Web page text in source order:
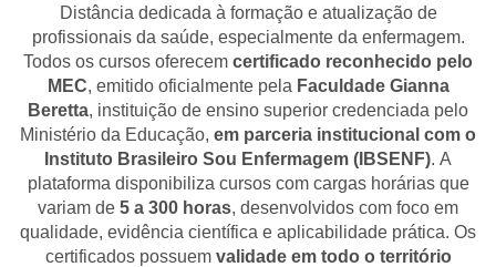
Distância dedicada à formação e atualização de
profissionais da saúde, especialmente da enfermagem.
Todos os cursos oferecem certificado reconhecido pelo
MEC, emitido oficialmente pela Faculdade Gianna
Beretta, instituição de ensino superior credenciada pelo
Ministério da Educação, em parceria institucional com o
Instituto Brasileiro Sou Enfermagem (IBSENF). A
plataforma disponibiliza cursos com cargas horárias que
variam de 5 a 300 horas, desenvolvidos com foco em
qualidade, evidência científica e aplicabilidade prática. Os
certificados possuem validade em todo o território